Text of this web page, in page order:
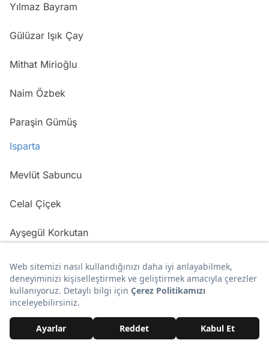
Yılmaz Bayram
Gülüzar Işık Çay
Mithat Mirioğlu
Naim Özbek
Paraşin Gümüş
Isparta
Mevlüt Sabuncu
Celal Çiçek
Ayşegül Korkutan
Ebubekir Gönan
Mersin
Fatma Kurtulan
Rıdvan Turan